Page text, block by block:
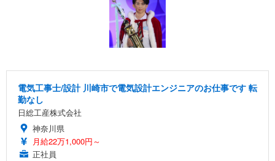
電気工事士/設計 川崎市で電気設計エンジニアのお仕事です 転
勤なし
日総工産株式会社
神奈川県
月給22万1,000円～
正社員